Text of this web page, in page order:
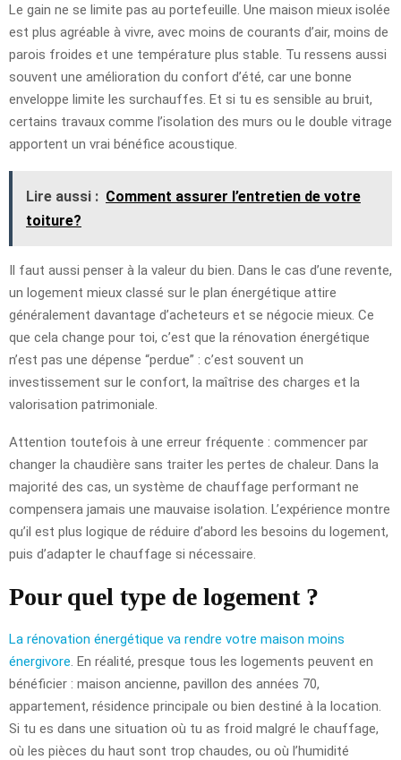
Le gain ne se limite pas au portefeuille. Une maison mieux isolée
est plus agréable à vivre, avec moins de courants d’air, moins de
parois froides et une température plus stable. Tu ressens aussi
souvent une amélioration du confort d’été, car une bonne
enveloppe limite les surchauffes. Et si tu es sensible au bruit,
certains travaux comme l’isolation des murs ou le double vitrage
apportent un vrai bénéfice acoustique.
Lire aussi : Comment assurer l’entretien de votre
toiture?
Il faut aussi penser à la valeur du bien. Dans le cas d’une revente,
un logement mieux classé sur le plan énergétique attire
généralement davantage d’acheteurs et se négocie mieux. Ce
que cela change pour toi, c’est que la rénovation énergétique
n’est pas une dépense “perdue” : c’est souvent un
investissement sur le confort, la maîtrise des charges et la
valorisation patrimoniale.
Attention toutefois à une erreur fréquente : commencer par
changer la chaudière sans traiter les pertes de chaleur. Dans la
majorité des cas, un système de chauffage performant ne
compensera jamais une mauvaise isolation. L’expérience montre
qu’il est plus logique de réduire d’abord les besoins du logement,
puis d’adapter le chauffage si nécessaire.
Pour quel type de logement ?
La rénovation énergétique va rendre votre maison moins
énergivore . En réalité, presque tous les logements peuvent en
bénéficier : maison ancienne, pavillon des années 70,
appartement, résidence principale ou bien destiné à la location.
Si tu es dans une situation où tu as froid malgré le chauffage,
où les pièces du haut sont trop chaudes, ou où l’humidité